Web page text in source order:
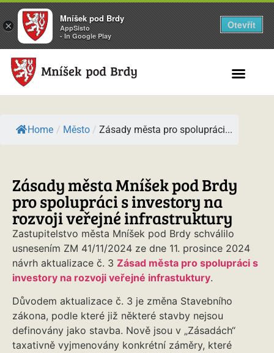
Home / Město / Zásady města pro spolupráci...
Zásady města Mníšek pod Brdy
pro spolupráci s investory na
rozvoji veřejné infrastruktury
Zastupitelstvo města Mníšek pod Brdy schválilo
usnesením ZM 41/11/2024 ze dne 11. prosince 2024
návrh aktualizace č. 3 Zásad města pro spolupráci s
investory na rozvoji veřejné infrastuktury.
Důvodem aktualizace č. 3 je změna Stavebního
zákona, podle které již některé stavby nejsou
definovány jako stavba. Nově jsou v „Zásadách“
taxativně vyjmenovány konkrétní záměry, které
×
Mníšek pod Brdy
AppSisto
- In Google Play
Otevřít